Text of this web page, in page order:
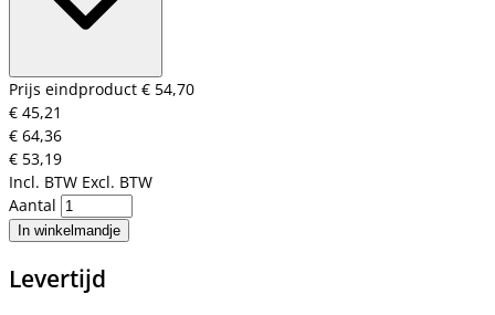
Prijs eindproduct € 54,70
€ 45,21
€ 64,36
€ 53,19
Incl. BTW Excl. BTW
Aantal
In winkelmandje
Levertijd